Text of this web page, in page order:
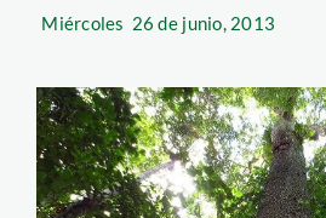
Miércoles 26 de junio, 2013